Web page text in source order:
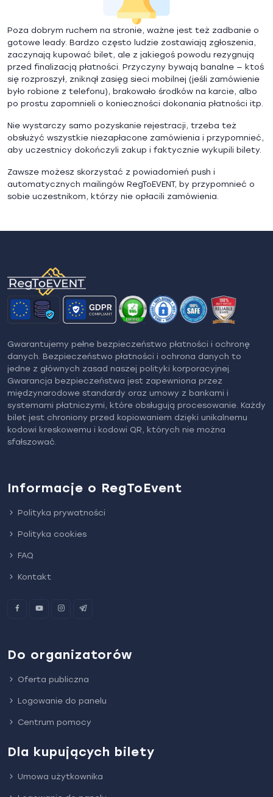
Poza dobrym ruchem na stronie, ważne jest też zadbanie o
gotowe leady. Bardzo często ludzie zostawiają zgłoszenia,
zaczynają kupować bilet, ale z jakiegoś powodu rezygnują
przed finalizacją płatności. Przyczyny bywają banalne — ktoś
się rozproszył, zniknął zasięg sieci mobilnej (jeśli zamówienie
było robione z telefonu), brakowało środków na karcie, albo
po prostu zapomnieli o konieczności dokonania płatności itp.
Nie wystarczy samo pozyskanie rejestracji, trzeba też
obsłużyć wszystkie niezapłacone zamówienia i przypomnieć,
aby uczestnicy dokończyli zakup i faktycznie wykupili bilety.
Zawsze możesz skorzystać z powiadomień push i
automatycznych mailingów RegToEVENT, by przypomnieć o
sobie uczestnikom, którzy nie opłacili zamówienia.
Gwarantujemy pełne bezpieczeństwo płatności i ochronę
danych. Bezpieczeństwo płatności i ochrona danych to
jedne z głównych zasad naszej polityki korporacyjnej.
Gwarancja bezpieczeństwa jest zapewniona przez
międzynarodowe standardy oraz umowy z bankami i
systemami płatniczymi, które obsługują procesowanie. Każdy
bilet jest chroniony przed kopiowaniem dzięki unikalnemu
kodowi kreskowemu i kodowi QR, których nie można
sfałszować.
Informacje o RegToEvent
Polityka prywatności
Polityka cookies
FAQ
Kontakt
Do organizatorów
Oferta publiczna
Logowanie do panelu
Centrum pomocy
Dla kupujących bilety
Umowa użytkownika